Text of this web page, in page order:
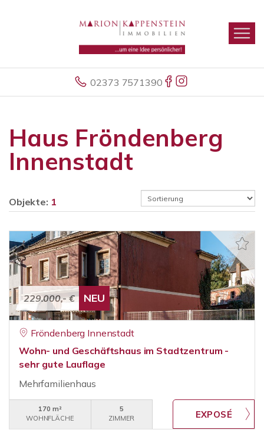
02373 7571390
Haus Fröndenberg
Innenstadt
Objekte: 1
229.000,- € NEU
Fröndenberg Innenstadt
Wohn- und Geschäftshaus im Stadtzentrum -
sehr gute Lauflage
Mehrfamilienhaus
170 m²
WOHNFLÄCHE
5
ZIMMER